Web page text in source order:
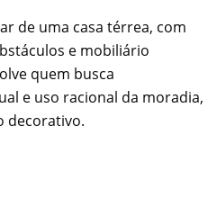
de uma casa térrea, com
e mobiliário
quem busca
e uso racional da moradia,
decorativo.